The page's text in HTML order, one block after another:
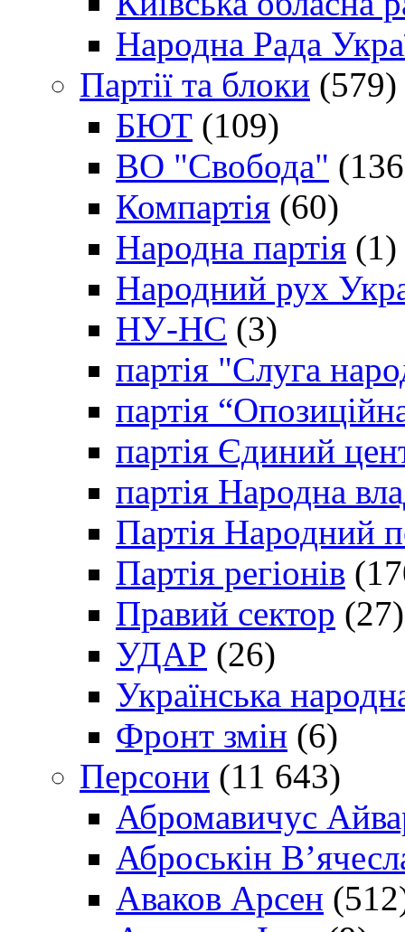
Народна Рада
Партії та блоки (579)
БЮТ (109)
ВО "Свобода"
Компартія (60)
Народна партія (1)
Народний рух
НУ-НС (3)
партія "Слуга
партія
партія Єдиний
партія Народна
Партія Народний
Партія регіонів
Правий сектор (27)
УДАР (26)
Українська
Фронт змін (6)
Персони (11 643)
Абромавичус
Аброськін
Аваков Арсен